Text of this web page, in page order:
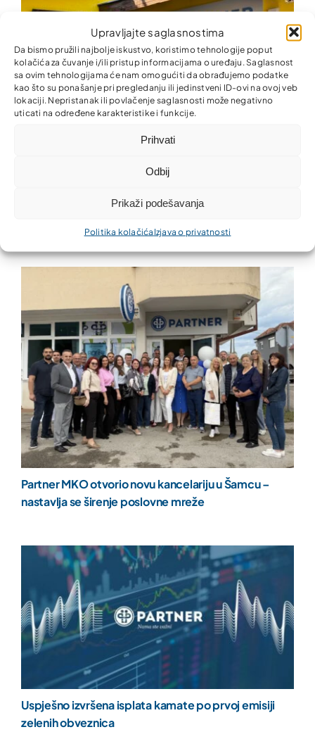
Upravljajte saglasnostima
Da bismo pružili najbolje iskustvo, koristimo tehnologije poput
kolačića za čuvanje i/ili pristup informacijama o uređaju. Saglasnost
sa ovim tehnologijama će nam omogućiti da obrađujemo podatke
kao što su ponašanje pri pregledanju ili jedinstveni ID-ovi na ovoj veb
lokaciji. Nepristanak ili povlačenje saglasnosti može negativno
uticati na određene karakteristike i funkcije.
Prihvati
Odbij
Prikaži podešavanja
Politika kolačića Izjava o privatnosti
Nova kancelarija Partner MKO u Donjem Rahiću –
Partner MKO otvorio novu kancelariju u Šamcu –
nastavlja se širenje poslovne mreže
Uspješno izvršena isplata kamate po prvoj emisiji
zelenih obveznica